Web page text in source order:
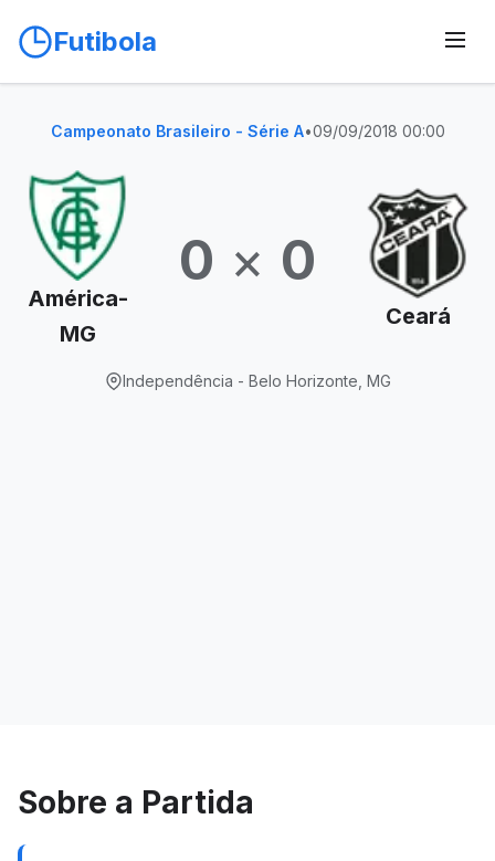
Futibola
Campeonato Brasileiro - Série A•09/09/2018 00:00
América-
MG
0 × 0
Ceará
Independência - Belo Horizonte, MG
Sobre a Partida